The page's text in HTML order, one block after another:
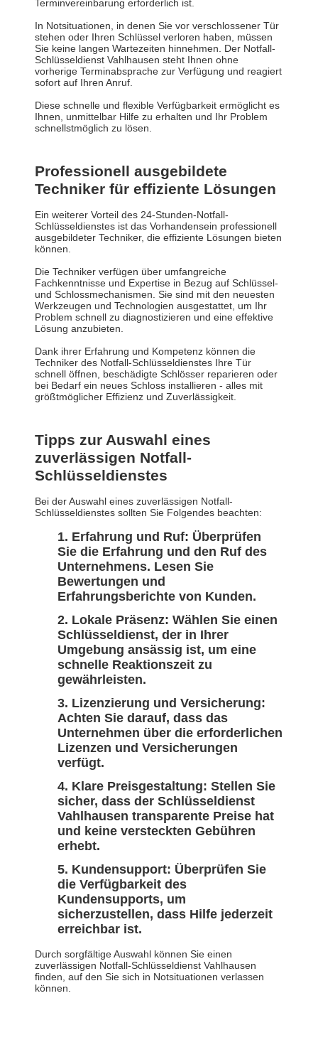
Terminvereinbarung erforderlich ist.
In Notsituationen, in denen Sie vor verschlossener Tür
stehen oder Ihren Schlüssel verloren haben, müssen
Sie keine langen Wartezeiten hinnehmen. Der Notfall-
Schlüsseldienst Vahlhausen steht Ihnen ohne
vorherige Terminabsprache zur Verfügung und reagiert
sofort auf Ihren Anruf.
Diese schnelle und flexible Verfügbarkeit ermöglicht es
Ihnen, unmittelbar Hilfe zu erhalten und Ihr Problem
schnellstmöglich zu lösen.
Professionell ausgebildete
Techniker für effiziente Lösungen
Ein weiterer Vorteil des 24-Stunden-Notfall-
Schlüsseldienstes ist das Vorhandensein professionell
ausgebildeter Techniker, die effiziente Lösungen bieten
können.
Die Techniker verfügen über umfangreiche
Fachkenntnisse und Expertise in Bezug auf Schlüssel-
und Schlossmechanismen. Sie sind mit den neuesten
Werkzeugen und Technologien ausgestattet, um Ihr
Problem schnell zu diagnostizieren und eine effektive
Lösung anzubieten.
Dank ihrer Erfahrung und Kompetenz können die
Techniker des Notfall-Schlüsseldienstes Ihre Tür
schnell öffnen, beschädigte Schlösser reparieren oder
bei Bedarf ein neues Schloss installieren - alles mit
größtmöglicher Effizienz und Zuverlässigkeit.
Tipps zur Auswahl eines
zuverlässigen Notfall-
Schlüsseldienstes
Bei der Auswahl eines zuverlässigen Notfall-
Schlüsseldienstes sollten Sie Folgendes beachten:
Erfahrung und Ruf: Überprüfen
Sie die Erfahrung und den Ruf des
Unternehmens. Lesen Sie
Bewertungen und
Erfahrungsberichte von Kunden.
Lokale Präsenz: Wählen Sie einen
Schlüsseldienst, der in Ihrer
Umgebung ansässig ist, um eine
schnelle Reaktionszeit zu
gewährleisten.
Lizenzierung und Versicherung:
Achten Sie darauf, dass das
Unternehmen über die erforderlichen
Lizenzen und Versicherungen
verfügt.
Klare Preisgestaltung: Stellen Sie
sicher, dass der Schlüsseldienst
Vahlhausen transparente Preise hat
und keine versteckten Gebühren
erhebt.
Kundensupport: Überprüfen Sie
die Verfügbarkeit des
Kundensupports, um
sicherzustellen, dass Hilfe jederzeit
erreichbar ist.
Durch sorgfältige Auswahl können Sie einen
zuverlässigen Notfall-Schlüsseldienst Vahlhausen
finden, auf den Sie sich in Notsituationen verlassen
können.